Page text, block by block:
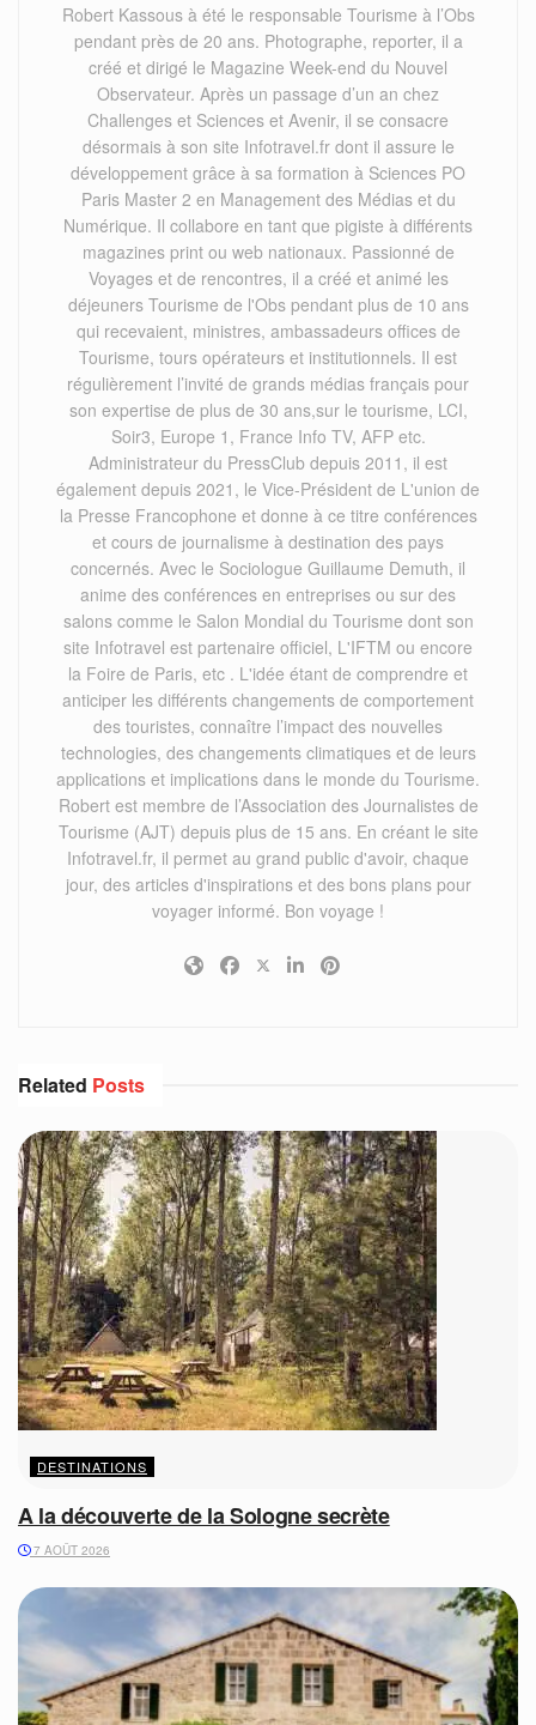
Robert Kassous à été le responsable Tourisme à l’Obs
pendant près de 20 ans. Photographe, reporter, il a
créé et dirigé le Magazine Week-end du Nouvel
Observateur. Après un passage d’un an chez
Challenges et Sciences et Avenir, il se consacre
désormais à son site Infotravel.fr dont il assure le
développement grâce à sa formation à Sciences PO
Paris Master 2 en Management des Médias et du
Numérique. Il collabore en tant que pigiste à différents
magazines print ou web nationaux. Passionné de
Voyages et de rencontres, il a créé et animé les
déjeuners Tourisme de l'Obs pendant plus de 10 ans
qui recevaient, ministres, ambassadeurs offices de
Tourisme, tours opérateurs et institutionnels. Il est
régulièrement l’invité de grands médias français pour
son expertise de plus de 30 ans,sur le tourisme, LCI,
Soir3, Europe 1, France Info TV, AFP etc.
Administrateur du PressClub depuis 2011, il est
également depuis 2021, le Vice-Président de L'union de
la Presse Francophone et donne à ce titre conférences
et cours de journalisme à destination des pays
concernés. Avec le Sociologue Guillaume Demuth, il
anime des conférences en entreprises ou sur des
salons comme le Salon Mondial du Tourisme dont son
site Infotravel est partenaire officiel, L'IFTM ou encore
la Foire de Paris, etc . L'idée étant de comprendre et
anticiper les différents changements de comportement
des touristes, connaître l’impact des nouvelles
technologies, des changements climatiques et de leurs
applications et implications dans le monde du Tourisme.
Robert est membre de l’Association des Journalistes de
Tourisme (AJT) depuis plus de 15 ans. En créant le site
Infotravel.fr, il permet au grand public d'avoir, chaque
jour, des articles d'inspirations et des bons plans pour
voyager informé. Bon voyage !
Related Posts
DESTINATIONS
A la découverte de la Sologne secrète
7 AOÛT 2026